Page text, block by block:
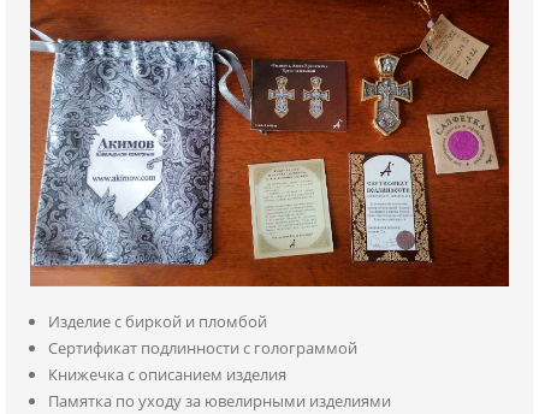
Изделие с биркой и пломбой
Сертификат подлинности с голограммой
Книжечка с описанием изделия
Памятка по уходу за ювелирными изделиями